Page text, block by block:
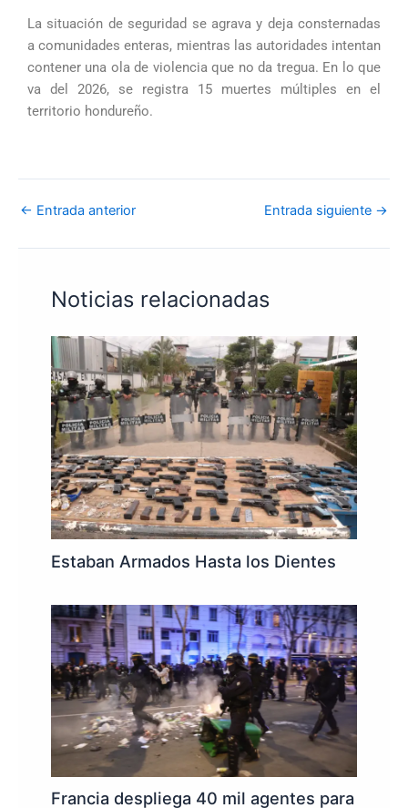
La situación de seguridad se agrava y deja consternadas
a comunidades enteras, mientras las autoridades intentan
contener una ola de violencia que no da tregua. En lo que
va del 2026, se registra 15 muertes múltiples en el
territorio hondureño.
← Entrada anterior Entrada siguiente →
Noticias relacionadas
Estaban Armados Hasta los Dientes
Francia despliega 40 mil agentes para